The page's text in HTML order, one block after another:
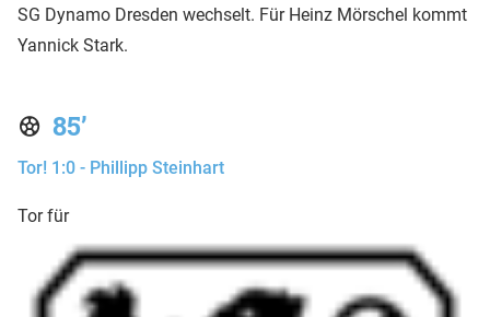
SG Dynamo Dresden wechselt. Für Heinz Mörschel kommt
Yannick Stark.
85’
Tor! 1:0 - Phillipp Steinhart
Tor für